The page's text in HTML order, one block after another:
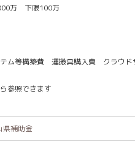
万 下限100万
ム等構築費 運搬具購入費 クラウド
参照できます
県補助金